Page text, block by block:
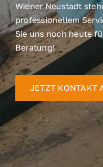
Wiener Neustadt
professionellem
Sie uns noch heute
Beratung!
JETZT KONTAKT